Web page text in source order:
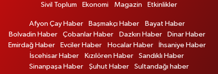
Sivil Toplum
Ekonomi Magazin Etkinlikler
Afyon Çay Haber Başmakçı Haber
Bayat Haber
Bolvadin Haber
Çobanlar Haber Dazkırı Haber
Dinar Haber
Emirdağ Haber
Evciler Haber Hocalar Haber
İhsaniye Haber
İscehisar Haber
Kızılören Haber
Sandıklı Haber
Sinanpaşa Haber
Şuhut Haber Sultandağı haber